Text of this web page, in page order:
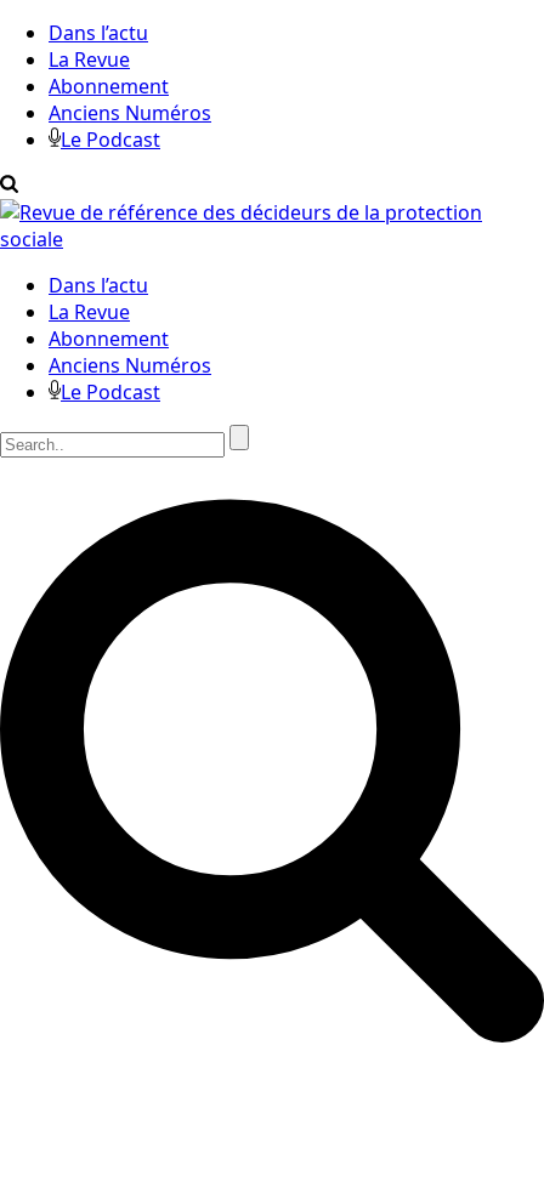
Dans l’actu
La Revue
Abonnement
Anciens Numéros
Le Podcast
Dans l’actu
La Revue
Abonnement
Anciens Numéros
Le Podcast